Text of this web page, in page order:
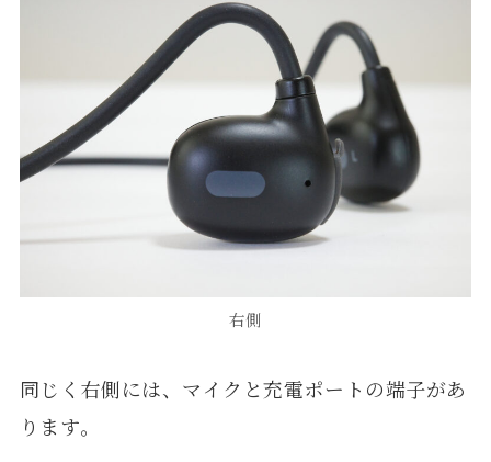
右側
同じく右側には、マイクと充電ポートの端子があ
ります。